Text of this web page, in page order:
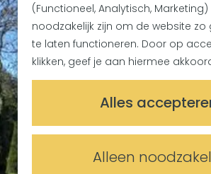
(Functioneel, Analytisch, Marketing)
noodzakelijk zijn om de website
te laten functioneren. Door op
klikken, geef je aan hiermee
Alles
Alleen
a
r
d
e
h
o
m
e
p
a
n
Plan je
Plan
Meetings